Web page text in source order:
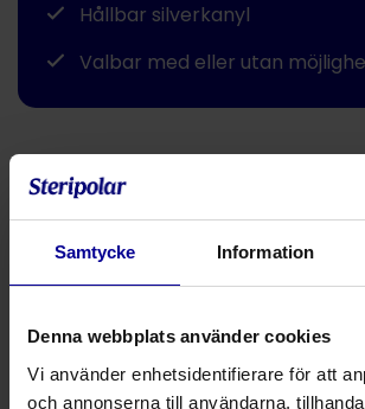
Samtycke Information
Denna webbplats använder cookies
Vi använder enhetsidentifierare för att
och annonserna till användarna,
Med 2 innerkanyler – med eller utan
Finns med kanyl som möjliggörr
(säkrad mot att lossna med en liten
Konisk form som underlättar
Hållbar silverkanyl
Valbar med eller utan